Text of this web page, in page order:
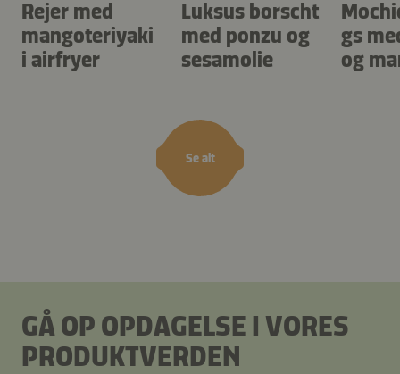
Se alt
Rejer med
mangoteriyaki
i airfryer
Luksus borscht
med ponzu og
sesamolie
gs
og
GÅ OP OPDAGELSE I VORES
PRODUKTVERDEN